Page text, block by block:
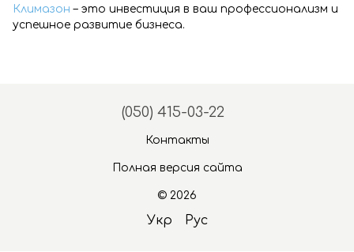
Климазон – это инвестиция в ваш профессионализм и
успешное развитие бизнеса.
(050) 415-03-22
Контакты
Полная версия сайта
© 2026
Укр Рус